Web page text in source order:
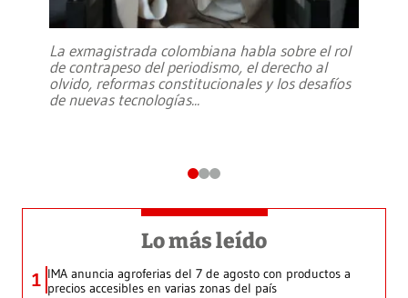
La exmagistrada colombiana habla sobre el rol
de contrapeso del periodismo, el derecho al
olvido, reformas constitucionales y los desafíos
de nuevas tecnologías...
Lo más leído
1 IMA anuncia agroferias del 7 de agosto con productos a
precios accesibles en varias zonas del país